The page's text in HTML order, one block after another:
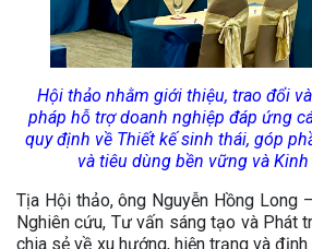
Hội thảo nhằm giới thiệu, trao đổi
pháp hỗ trợ doanh nghiệp đáp ứng
quy định về Thiết kế sinh thái, góp
và tiêu dùng bền vững và
Tịa Hội thảo, ông Nguyễn Hồng Long
Nghiên cứu, Tư vấn sáng tạo và Phát
chia sẻ về xu hướng, hiện trạng và